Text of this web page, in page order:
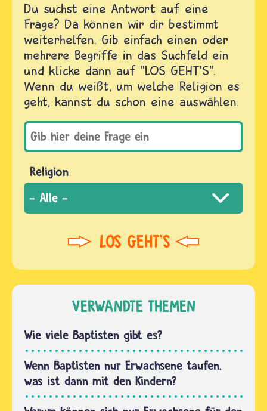
Du suchst eine Antwort auf eine
Frage? Da können wir dir bestimmt
weiterhelfen. Gib einfach einen oder
mehrere Begriffe in das Suchfeld ein
und klicke dann auf "LOS GEHT'S".
Wenn du weißt, um welche Religion es
geht, kannst du schon eine auswählen.
Religion
VERWANDTE THEMEN
Wie viele Baptisten gibt es?
Wenn Baptisten nur Erwachsene taufen,
was ist dann mit den Kindern?